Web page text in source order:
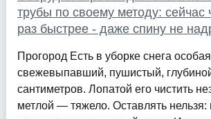
трубы по своему методу: сейчас
раз быстрее - даже спину не
Прогород Есть в уборке снега
свежевыпавший, пушистый,
сантиметров. Лопатой его чистить
метлой — тяжело. Оставлять нельзя: